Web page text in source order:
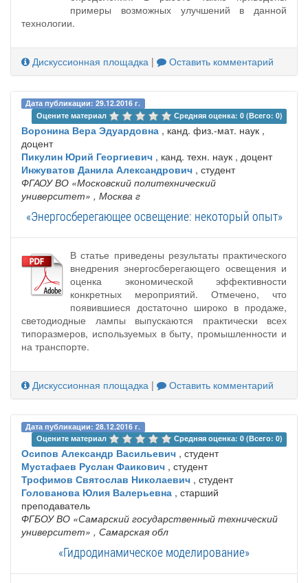
примеры возможных улучшений в данной
технологии.
Дискуссионная площадка | Оставить комментарий
Дата публикации: 29.12.2016 г.
Оцените материал
Средняя оценка: 0 (Всего: 0)
Воронина Вера Эдуардовна , канд. физ.-мат. наук ,
доцент
Пикулин Юрий Георгиевич , канд. техн. наук , доцент
Инжуватов Данила Александрович , студент
ФГАОУ ВО «Московский политехнический
университет» , Москва г
«Энергосберегающее освещение: некоторый опыт»
В статье приведены результаты практического
внедрения энергосберегающего освещения и
оценка экономической эффективности
конкретных мероприятий. Отмечено, что
появившиеся достаточно широко в продаже,
светодиодные лампы выпускаются практически всех
типоразмеров, используемых в быту, промышленности и
на транспорте.
Дискуссионная площадка | Оставить комментарий
Дата публикации: 28.12.2016 г.
Оцените материал
Средняя оценка: 0 (Всего: 0)
Осипов Александр Васильевич , студент
Мустафаев Руслан Фаикович , студент
Трофимов Святослав Николаевич , студент
Голованова Юлия Валерьевна , старший
преподаватель
ФГБОУ ВО «Самарский государственный технический
университет» , Самарская обл
«Гидродинамическое моделирование»